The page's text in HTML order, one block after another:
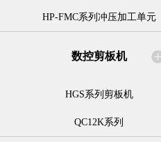
HP-FMC系列冲压加工单元
数控剪板机
HGS系列剪板机
QC12K系列